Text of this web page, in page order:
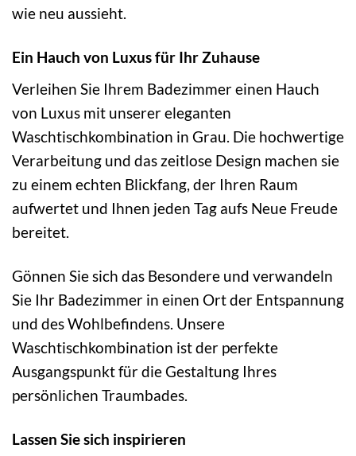
wie neu aussieht.
Ein Hauch von Luxus für Ihr Zuhause
Verleihen Sie Ihrem Badezimmer einen Hauch
von Luxus mit unserer eleganten
Waschtischkombination in Grau. Die hochwertige
Verarbeitung und das zeitlose Design machen sie
zu einem echten Blickfang, der Ihren Raum
aufwertet und Ihnen jeden Tag aufs Neue Freude
bereitet.
Gönnen Sie sich das Besondere und verwandeln
Sie Ihr Badezimmer in einen Ort der Entspannung
und des Wohlbefindens. Unsere
Waschtischkombination ist der perfekte
Ausgangspunkt für die Gestaltung Ihres
persönlichen Traumbades.
Lassen Sie sich inspirieren